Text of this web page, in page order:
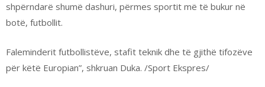
shpërndarë shumë dashuri, përmes sportit më të bukur në
botë, futbollit.
Faleminderit futbollistëve, stafit teknik dhe të gjithë tifozëve
për këtë Europian”, shkruan Duka. /Sport Ekspres/